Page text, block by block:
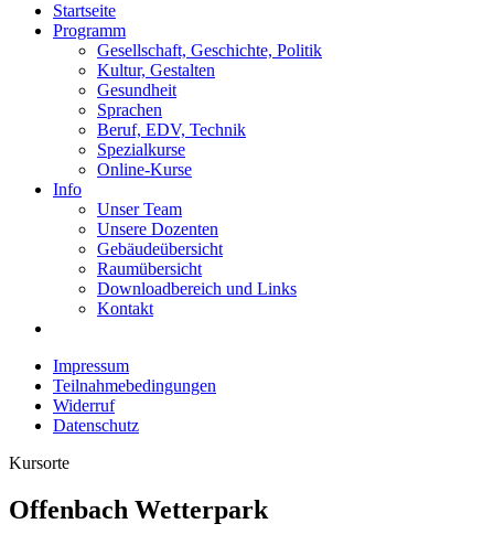
Startseite
Programm
Gesellschaft, Geschichte, Politik
Kultur, Gestalten
Gesundheit
Sprachen
Beruf, EDV, Technik
Spezialkurse
Online-Kurse
Info
Unser Team
Unsere Dozenten
Gebäudeübersicht
Raumübersicht
Downloadbereich und Links
Kontakt
Impressum
Teilnahmebedingungen
Widerruf
Datenschutz
Kursorte
Offenbach Wetterpark